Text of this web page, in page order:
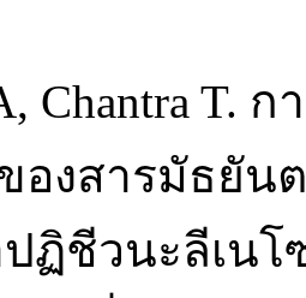
Chantra T.
องสารมัธยั
ฏิชีวนะลีเนโ